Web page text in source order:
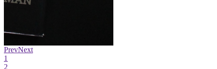
PrevNext
1
2